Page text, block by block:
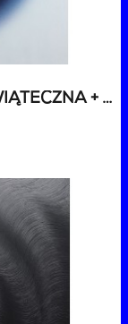
89 AUKCJA SZTUKI - AUKCJA ŚWIĄTECZNA + VARIA